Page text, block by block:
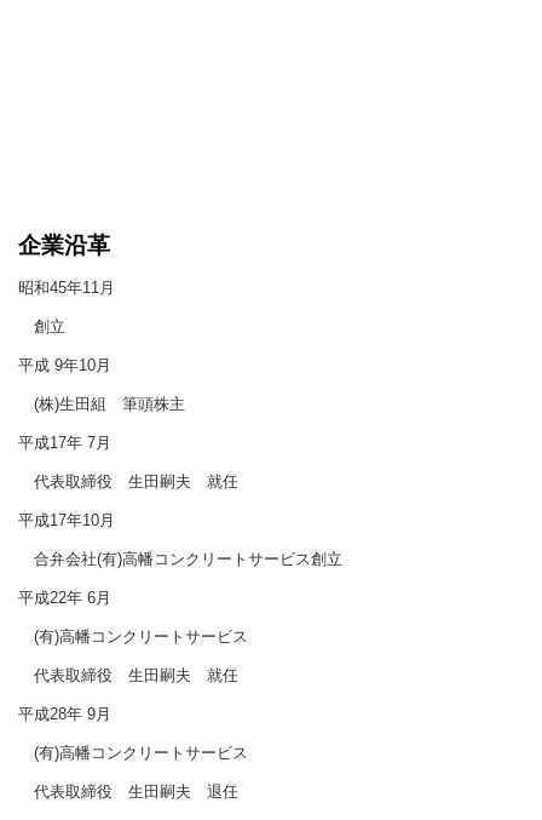
企業沿革
昭和45年11月
創立
平成 9年10月
(株)生田組 筆頭株主
平成17年 7月
代表取締役 生田嗣夫 就任
平成17年10月
合弁会社(有)高幡コンクリートサービス創立
平成22年 6月
(有)高幡コンクリートサービス
代表取締役 生田嗣夫 就任
平成28年 9月
(有)高幡コンクリートサービス
代表取締役 生田嗣夫 退任